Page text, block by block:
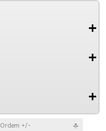
Ordem +/-